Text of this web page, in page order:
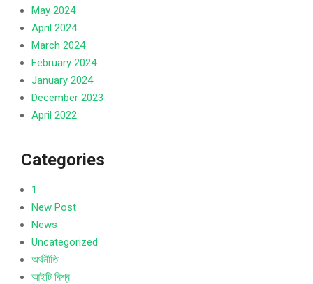
May 2024
April 2024
March 2024
February 2024
January 2024
December 2023
April 2022
Categories
1
New Post
News
Uncategorized
অর্থনীতি
আইটি বিশ্ব